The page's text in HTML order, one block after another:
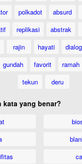
polkadot absurd
replikasi abstrak
rajin hayati dialog
gundah favorit ramah
tekun
deru
yang benar?